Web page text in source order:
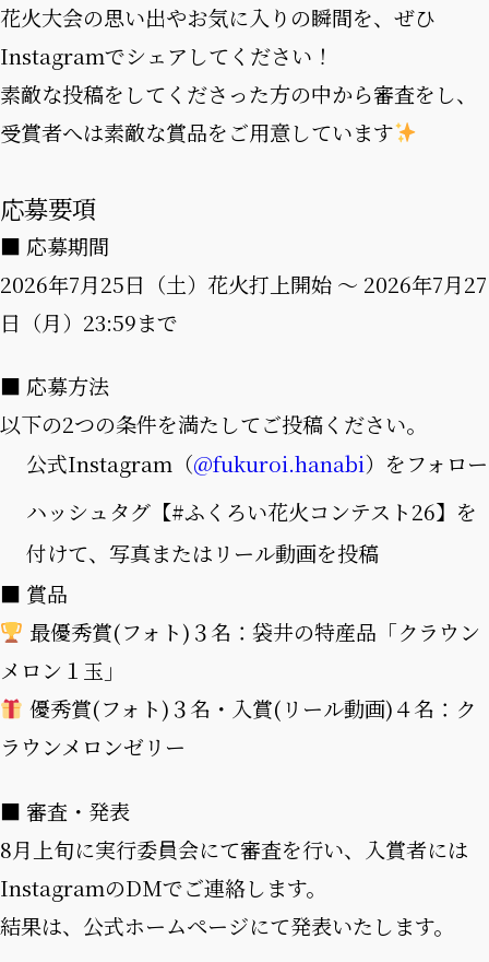
花火大会の思い出やお気に入りの瞬間を、ぜひ
Instagramでシェアしてください！
素敵な投稿をしてくださった方の中から審査をし、
受賞者へは素敵な賞品をご用意しています
応募要項
■ 応募期間
2026年7月25日（土）花火打上開始 ～ 2026年7月27
日（月）23:59まで
■ 応募方法
以下の2つの条件を満たしてご投稿ください。
公式Instagram（@fukuroi.hanabi）をフォロー
ハッシュタグ【#ふくろい花火コンテスト26】を
付けて、写真またはリール動画を投稿
■ 賞品
最優秀賞(フォト)３名：袋井の特産品「クラウン
メロン１玉」
優秀賞(フォト)３名・入賞(リール動画)４名：ク
ラウンメロンゼリー
■ 審査・発表
8月上旬に実行委員会にて審査を行い、入賞者には
InstagramのDMでご連絡します。
結果は、公式ホームページにて発表いたします。